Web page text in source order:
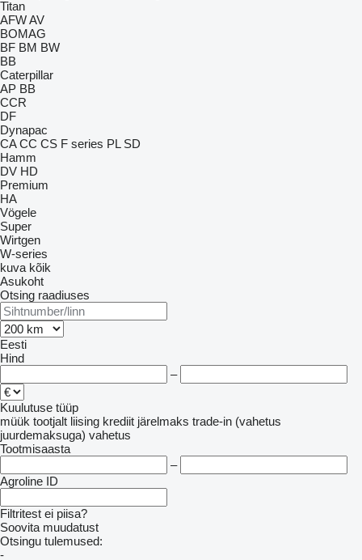
Titan
AFWAV
BOMAG
BF BM BW
BB
Caterpillar
AP BB
CCR
DF
Dynapac
CA CC CS F series PL SD
Hamm
DV HD
Premium
HA
Vögele
Super
Wirtgen
W-series
kuva kõik
Asukoht
Otsing raadiuses
Eesti
Hind
–
Kuulutuse tüüp
müük tootjalt liising krediit järelmaks trade-in (vahetus
juurdemaksuga) vahetus
Tootmisaasta
–
Agroline ID
Filtritest ei piisa?
Soovita muudatust
Otsingu tulemused:
-